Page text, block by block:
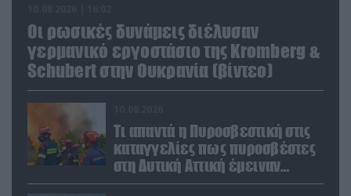
Οι ρωσικές δυνάμεις διέλυσαν
γερμανικό εργοστάσιο της Kromberg &
Schubert στην Ουκρανία (βίντεο)
Τι απαντά η Πυροσβεστική στις
καταγγελίες πως πυροσβέστες
στη Δυτική Αττική έμειναν
χωρίς φαγητό και νερό